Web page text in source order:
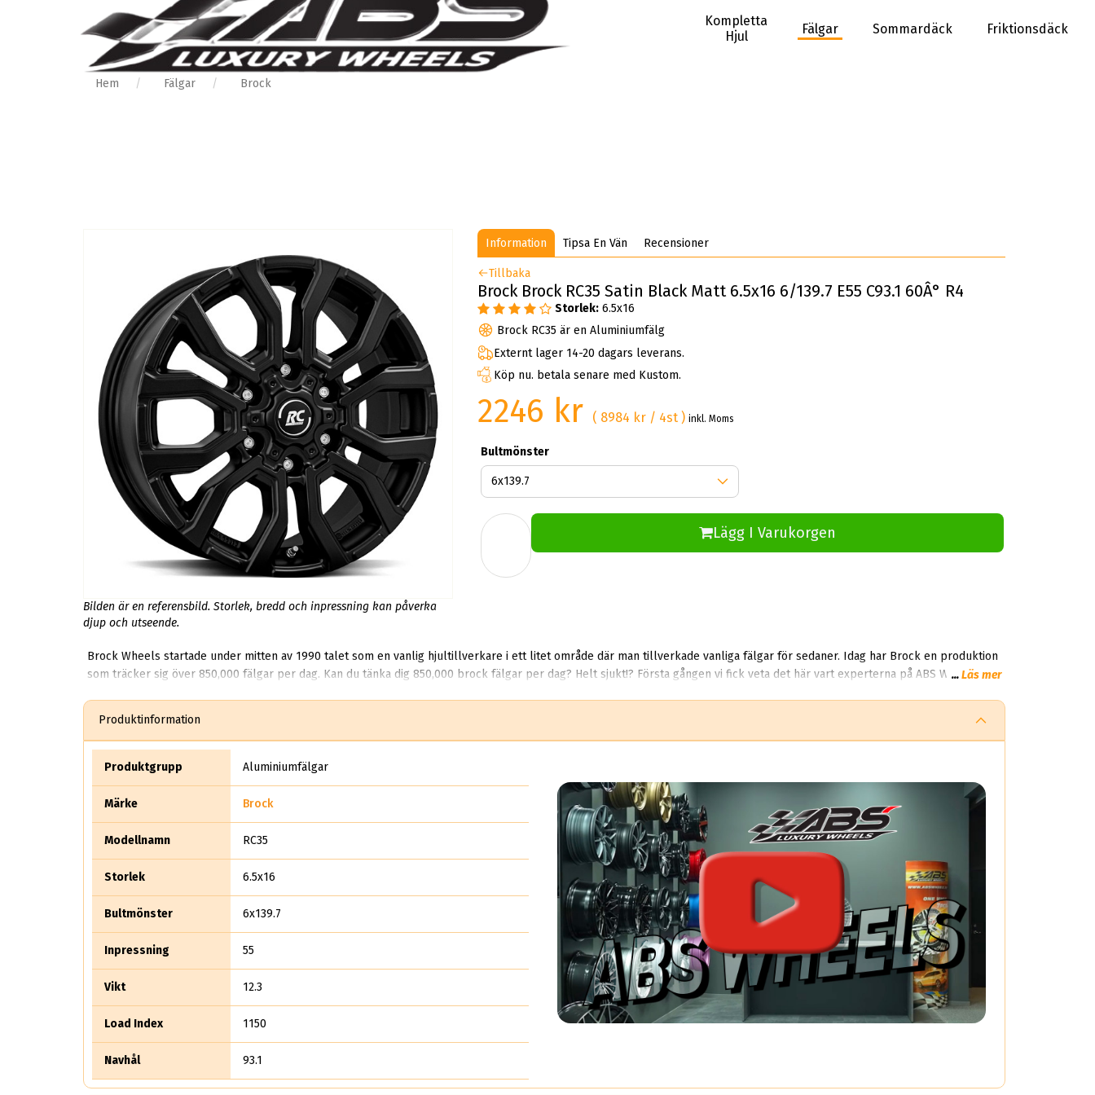
Kompletta
Hjul
Fälgar Sommardäck Friktionsdäck
Hem Fälgar Brock
Bilden är en referensbild. Storlek, bredd och inpressning kan påverka
djup och utseende.
Information Tipsa En Vän Recensioner
Tillbaka
Brock Brock RC35 Satin Black Matt 6.5x16 6/139.7 E55 C93.1 60Â° R4
Storlek: 6.5x16
Brock RC35 är en Aluminiumfälg
Externt lager 14-20 dagars leverans.
Köp nu. betala senare med Kustom.
2246 kr ( 8984 kr / 4st )inkl. Moms
Bultmönster
Lägg I Varukorgen
Brock Wheels startade under mitten av 1990 talet som en vanlig hjultillverkare i ett litet område där man tillverkade vanliga fälgar för sedaner. Idag har Brock en produktion
som träcker sig över 850,000 fälgar per dag. Kan du tänka dig 850,000 brock fälgar per dag? Helt sjukt!? Första gången vi fick veta det här vart experterna på ABS Wheels
...Läs mer
Produktinformation
Produktgrupp Aluminiumfälgar
Märke Brock
Modellnamn RC35
Storlek 6.5x16
Bultmönster 6x139.7
Inpressning 55
Vikt 12.3
Load Index 1150
Navhål 93.1